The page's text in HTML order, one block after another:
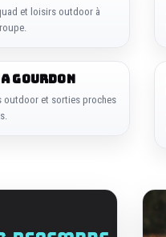
et loisirs outdoor à
GOURDON
outdoor et sorties proches